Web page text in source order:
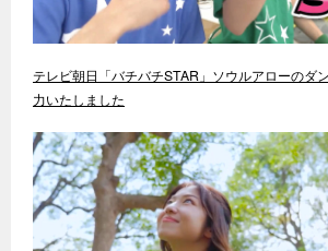
テレビ朝日「バチバチSTAR」ソウルアローのダ
力いたしました